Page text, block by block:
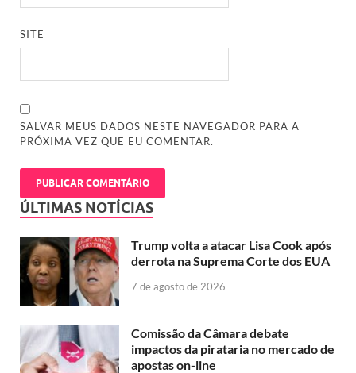
SITE
SALVAR MEUS DADOS NESTE NAVEGADOR PARA A
PRÓXIMA VEZ QUE EU COMENTAR.
ÚLTIMAS NOTÍCIAS
Trump volta a atacar Lisa Cook após
derrota na Suprema Corte dos EUA
7 de agosto de 2026
Comissão da Câmara debate
impactos da pirataria no mercado de
apostas on-line